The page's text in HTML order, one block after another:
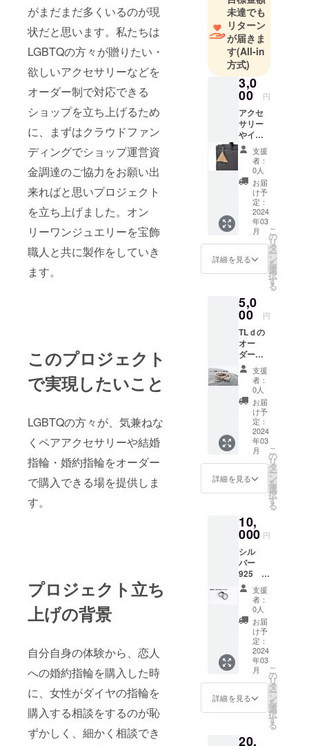
がまだまだ多くいるのが現
状だと思います。私たちは
LGBTQの方々が贈りたい・
欲しいアクセサリーなどを
オーダー制で対応できる
ショップを立ち上げるため
に、まずはクラウドファン
ディングでショップ運営資
金調達のご協力をお願い出
来ればと思いプロジェクト
を立ち上げました。オン
リーワンジュエリーを宝飾
職人と共に製作をしていき
ます。
このプロジェクト
で実現したいこと
LGBTQの方々が、気兼ねな
くペアアクセサリーや結婚
指輪・婚約指輪をオーダー
で購入できる場を提供しま
す。
プロジェクト立ち
上げの背景
自分自身の体験から、恋人
への婚約指輪を購入した時
に、女性がダイヤの指輪を
購入する相談をするのが恥
ずかしく、細かく相談でき
方々が購入
しやすい場
を作ってい
きます。
未達でも
リターン
が届きま
す(All-in
方式)
3,0
00 円
アクセ
サリー
やイヤ
ホン。
小銭な
どを入
れるこ
とが出
来る小
物入れ
をお送
りいた
しま
す。
支援
者：
0人
お届
け予
定：
2024
年03
月
詳細を見る
こ
の
リ
タ
ー
ン
を
選
択
す
る
5,0
00 円
TLｄの
オー
ダーア
クセサ
リー3％
ＯＦＦ
クーポ
ン ご注
文いた
だき欲
しいイ
メージ
アクセ
サリー
をお聞
い。 デ
ザイン
案が確
定しま
したら
御見積
書をご
提示し
ます。
御見積
金額か
ら3％引
かせて
いただ
きま
す。
クーポ
りいた
支援
者：
0人
お届
け予
定：
2024
年03
月
詳細を見る
こ
の
リ
タ
ー
ン
を
選
択
す
る
10,
000 円
シル
バー
925 シ
ンプル
な平打
ちリン
グ1本
（サイ
ズ号数
の確認
でこち
らから
改めて
メール
にてご
希望の
支援
者：
0人
お届
け予
定：
2024
年03
月
詳細を見る
こ
の
リ
タ
ー
ン
を
選
択
す
る
20,